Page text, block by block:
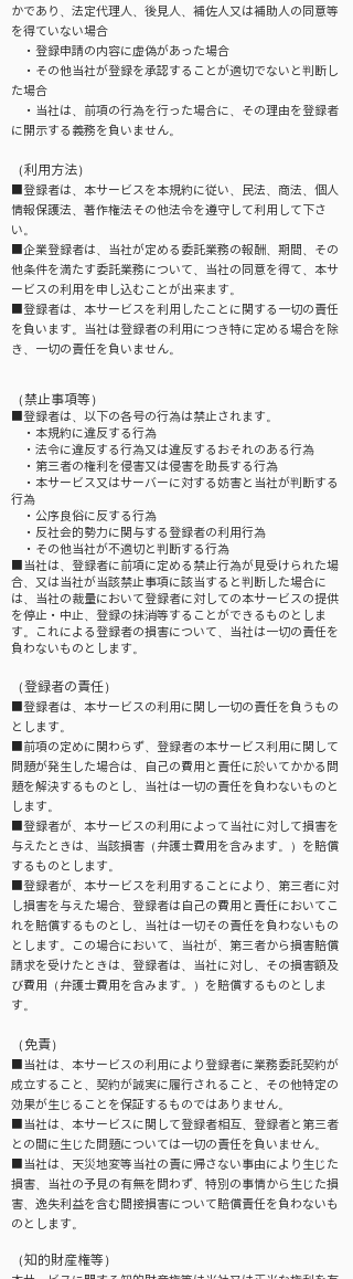
かであり、法定代理人、後見人、補佐人又は補助人の同意等
を得ていない場合
・登録申請の内容に虚偽があった場合
・その他当社が登録を承認することが適切でないと判断し
た場合
・当社は、前項の行為を行った場合に、その理由を登録者
に開示する義務を負いません。
（利用方法）
■登録者は、本サービスを本規約に従い、民法、商法、個人
情報保護法、著作権法その他法令を遵守して利用して下さ
い。
■企業登録者は、当社が定める委託業務の報酬、期間、その
他条件を満たす委託業務について、当社の同意を得て、本サ
ービスの利用を申し込むことが出来ます。
■登録者は、本サービスを利用したことに関する一切の責任
を負います。当社は登録者の利用につき特に定める場合を除
き、一切の責任を負いません。
（禁止事項等）
■登録者は、以下の各号の行為は禁止されます。
・本規約に違反する行為
・法令に違反する行為又は違反するおそれのある行為
・第三者の権利を侵害又は侵害を助長する行為
・本サービス又はサーバーに対する妨害と当社が判断する
行為
・公序良俗に反する行為
・反社会的勢力に関与する登録者の利用行為
・その他当社が不適切と判断する行為
■当社は、登録者に前項に定める禁止行為が見受けられた場
合、又は当社が当該禁止事項に該当すると判断した場合に
は、当社の裁量において登録者に対しての本サービスの提供
を停止・中止、登録の抹消等することができるものとしま
す。これによる登録者の損害について、当社は一切の責任を
負わないものとします。
（登録者の責任）
■登録者は、本サービスの利用に関し一切の責任を負うもの
とします。
■前項の定めに関わらず、登録者の本サービス利用に関して
問題が発生した場合は、自己の費用と責任に於いてかかる問
題を解決するものとし、当社は一切の責任を負わないものと
します。
■登録者が、本サービスの利用によって当社に対して損害を
与えたときは、当該損害（弁護士費用を含みます。）を賠償
するものとします。
■登録者が、本サービスを利用することにより、第三者に対
し損害を与えた場合、登録者は自己の費用と責任においてこ
れを賠償するものとし、当社は一切その責任を負わないもの
とします。この場合において、当社が、第三者から損害賠償
請求を受けたときは、登録者は、当社に対し、その損害額及
び費用（弁護士費用を含みます。）を賠償するものとしま
す。
（免責）
■当社は、本サービスの利用により登録者に業務委託契約が
成立すること、契約が誠実に履行されること、その他特定の
効果が生じることを保証するものではありません。
■当社は、本サービスに関して登録者相互、登録者と第三者
との間に生じた問題については一切の責任を負いません。
■当社は、天災地変等当社の責に帰さない事由により生じた
損害、当社の予見の有無を問わず、特別の事情から生じた損
害、逸失利益を含む間接損害について賠償責任を負わないも
のとします。
（知的財産権等）